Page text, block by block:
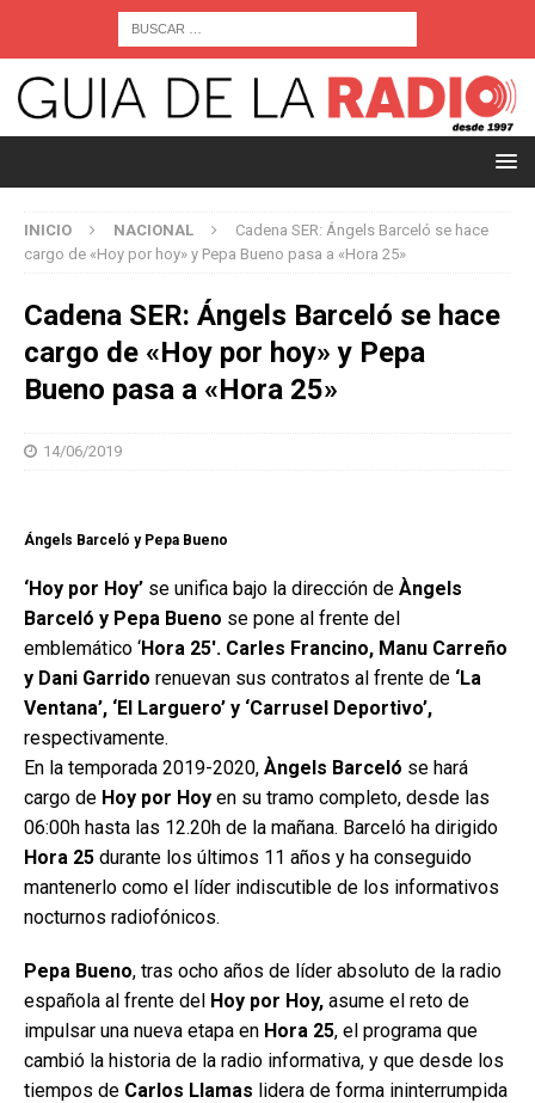
INICIO NACIONAL
Cadena SER: Ángels Barceló se hace
cargo de «Hoy por hoy» y Pepa Bueno pasa a «Hora 25»
Cadena SER: Ángels Barceló se hace
cargo de «Hoy por hoy» y Pepa
Bueno pasa a «Hora 25»
14/06/2019
Ángels Barceló y Pepa Bueno
‘Hoy por Hoy’ se unifica bajo la dirección de Àngels
Barceló y Pepa Bueno se pone al frente del
emblemático ‘Hora 25′. Carles Francino, Manu Carreño
y Dani Garrido renuevan sus contratos al frente de ‘La
Ventana’, ‘El Larguero’ y ‘Carrusel Deportivo’,
respectivamente.
En la temporada 2019-2020, Àngels Barceló se hará
cargo de Hoy por Hoy en su tramo completo, desde las
06:00h hasta las 12.20h de la mañana. Barceló ha dirigido
Hora 25 durante los últimos 11 años y ha conseguido
mantenerlo como el líder indiscutible de los informativos
nocturnos radiofónicos.
Pepa Bueno, tras ocho años de líder absoluto de la radio
española al frente del Hoy por Hoy, asume el reto de
impulsar una nueva etapa en Hora 25, el programa que
cambió la historia de la radio informativa, y que desde los
tiempos de Carlos Llamas lidera de forma ininterrumpida